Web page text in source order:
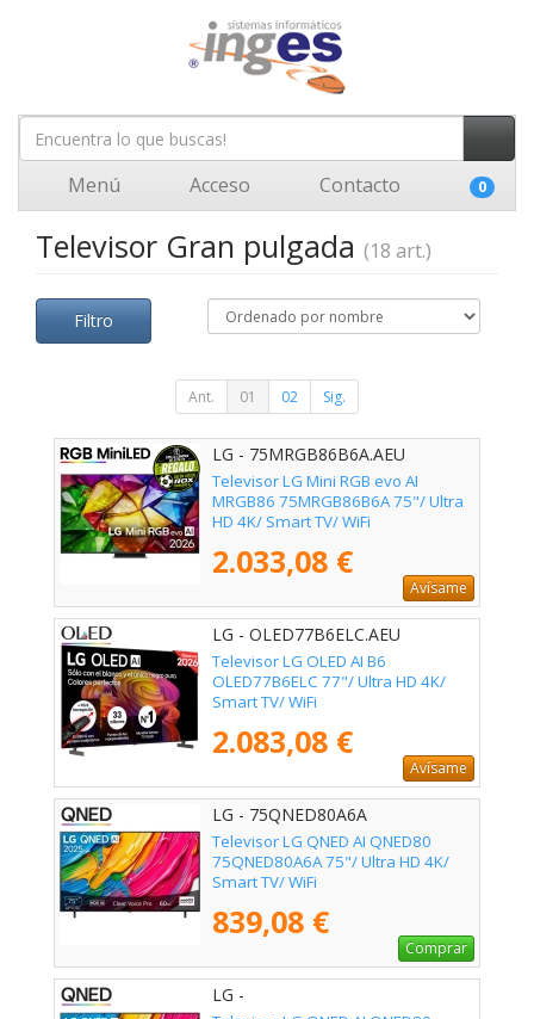
Menú Acceso Contacto 0
Televisor Gran pulgada (18 art.)
Filtro
Ant. 01 02 Sig.
LG - 75MRGB86B6A.AEU
Televisor LG Mini RGB evo AI
MRGB86 75MRGB86B6A 75"/ Ultra
HD 4K/ Smart TV/ WiFi
2.033,08 €
Avísame
LG - OLED77B6ELC.AEU
Televisor LG OLED AI B6
OLED77B6ELC 77"/ Ultra HD 4K/
Smart TV/ WiFi
2.083,08 €
Avísame
LG - 75QNED80A6A
Televisor LG QNED AI QNED80
75QNED80A6A 75"/ Ultra HD 4K/
Smart TV/ WiFi
839,08 €
Comprar
LG -